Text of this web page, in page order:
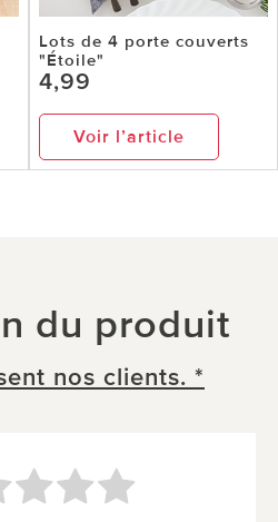
Lots de 4 porte couverts
"Étoile"
4,99
Voir l’article
du produit
nos clients. *